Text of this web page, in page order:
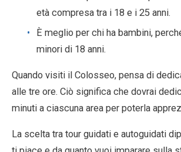
età compresa tra i 18 e i 25 anni.
È meglio per chi ha bambini,
minori di 18 anni.
Quando visiti il Colosseo, pensa di
alle tre ore. Ciò significa che dovrai
minuti a ciascuna area per poterla
La scelta tra tour guidati e autoguidati